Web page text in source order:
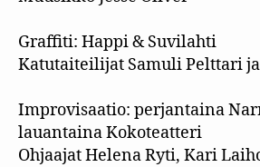
Graffiti: Happi & Suvilahti
Katutaiteilijat Samuli Pelttari
Improvisaatio: perjantaina
lauantaina Kokoteatteri
Ohjaajat Helena Ryti, Kari